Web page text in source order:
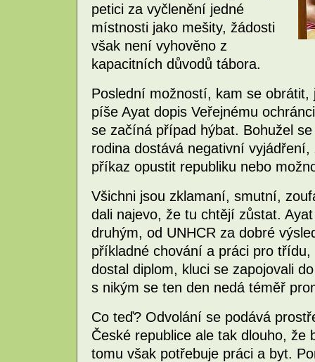
petici za vyčlenění jedné
místnosti jako mešity, žádosti
však není vyhověno z
kapacitních důvodů tábora.
Poslední možností, kam se
píše Ayat dopis Veřejnému
se začíná případ hýbat. Bohužel
rodina dostává negativní
příkaz opustit republiku nebo
Všichni jsou zklamaní, smutní,
dali najevo, že tu chtějí zůstat.
druhým, od UNHCR za dobré
příkladné chování a práci pro
dostal diplom, kluci se zapojovali
s nikým se ten den nedá téměř
Co teď? Odvolání se podává
České republice ale tak dlouho,
tomu však potřebuje práci a byt.